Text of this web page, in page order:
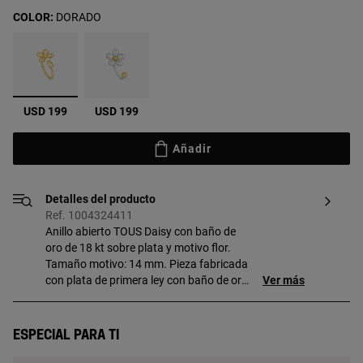
seleccionado
USD 199 USD 199
COLOR: DORADO
Añadir
Detalles del producto
Ref. 1004324411
Anillo abierto TOUS Daisy con baño de
oro de 18 kt sobre plata y motivo flor.
Tamaño motivo: 14 mm. Pieza fabricada
con plata de primera ley con baño de oro
de la joya.
Ver más
Especial para ti